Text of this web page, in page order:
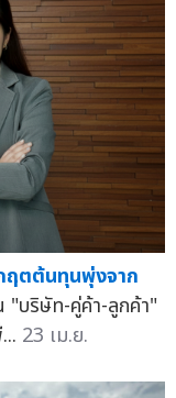
ฤตต้นทุนพุ่งจาก
"บริษัท-คู่ค้า-ลูกค้า"
23 เม.ย.